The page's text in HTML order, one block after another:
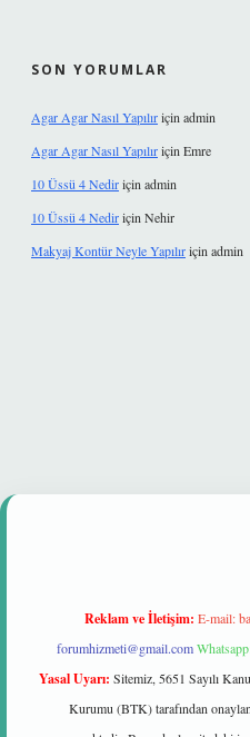
SON YORUMLAR
Agar Agar Nasıl Yapılıriçin admin
Agar Agar Nasıl Yapılıriçin Emre
10 Üssü 4 Nediriçin admin
10 Üssü 4 Nediriçin Nehir
Makyaj Kontür Neyle Yapılıriçin admin
güvenilir mi
Reklam ve İletişim: E-mail:
forumhizmeti@gmail.com
Yasal Uyarı: Sitemiz, 5651 Sayılı
Kurumu (BTK) tarafından